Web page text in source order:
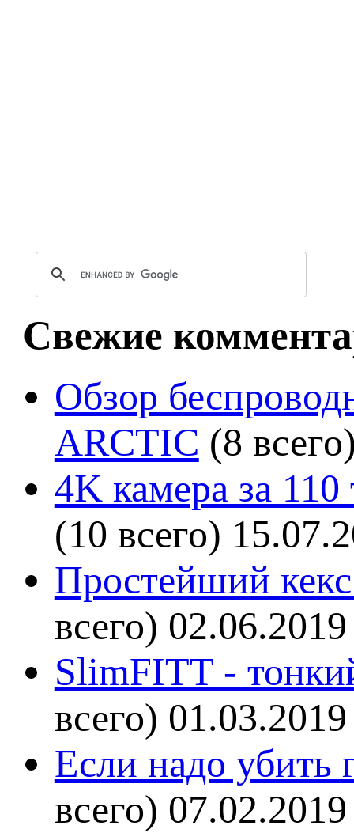
Свежие
Обзор
ARCTIC (8
4K камера за
(10 всего)
Простейший кекс
всего) 02.06.2019
SlimFITT -
всего) 01.03.2019
Если надо убить
всего) 07.02.2019